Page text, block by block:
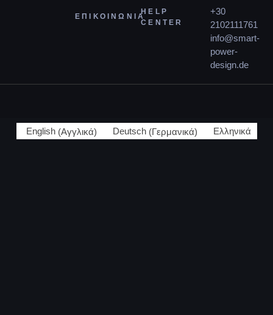
ΕΠΙΚΟΙΝΩΝΙΑ
HELP
CENTER
+30
2102111761
info@smart-
power-
design.de
English(Αγγλικά) Deutsch(Γερμανικά) Ελληνικά